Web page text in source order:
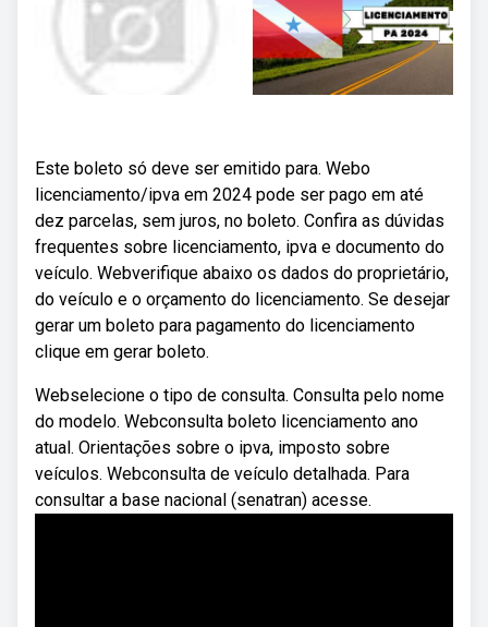
Este boleto só deve ser emitido para. Webo
licenciamento/ipva em 2024 pode ser pago em até
dez parcelas, sem juros, no boleto. Confira as dúvidas
frequentes sobre licenciamento, ipva e documento do
veículo. Webverifique abaixo os dados do proprietário,
do veículo e o orçamento do licenciamento. Se desejar
gerar um boleto para pagamento do licenciamento
clique em gerar boleto.
Webselecione o tipo de consulta. Consulta pelo nome
do modelo. Webconsulta boleto licenciamento ano
atual. Orientações sobre o ipva, imposto sobre
veículos. Webconsulta de veículo detalhada. Para
consultar a base nacional (senatran) acesse.